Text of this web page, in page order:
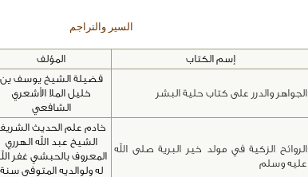
السير والتراجم
إسم الكتاب المؤلف
الجواهر والدرر على كتاب حلية البشر
فضيلة الشيخ يوسف ين
خليل الملا الأشعري
الشافعي
الروائح الزكية في مولد خير البرية صلى الله
عليه وسلم
خادم علم الحديث
الشيخ عبد الله الهرري
المعروف بالحبشي غفر
له ولوالديه المتوفى سنة